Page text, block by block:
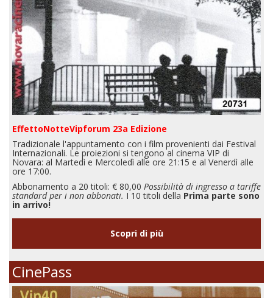
EffettoNotteVipforum 23a Edizione
Tradizionale l'appuntamento con i film provenienti dai Festival
Internazionali. Le proiezioni si tengono al cinema VIP di
Novara: al Martedì e Mercoledì alle ore 21:15 e al Venerdì alle
ore 17:00.
Abbonamento a 20 titoli: € 80,00 Possibilità di ingresso a tariffe
standard per i non abbonati. I 10 titoli della Prima parte sono
in arrivo!
Scopri di più
CinePass